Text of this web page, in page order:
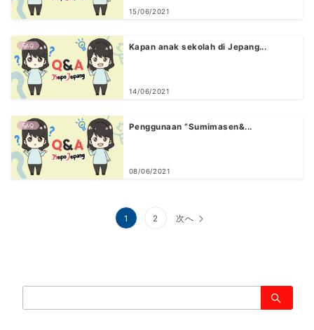
15/06/2021
FAQ Kapan anak sekolah di Jepang...
14/06/2021
FAQ Penggunaan “Sumimasen&...
08/06/2021
ペ
ー
1 2 次へ
索：